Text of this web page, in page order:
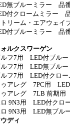
無ブルーミラー 品
付クロームミラー 品
リーム・エアウェ
付ブルーミラー 品番
ルクスワーゲン
フ7用 LED付ブルー
ルフ7用 LED無ブルー
フ7用 LED付クロー
ゥアレグ 7PC用 LED
ゥアレグ 7LB 前期用
9N3用 LED付クロ
9N3用 LED無ブル
ディ